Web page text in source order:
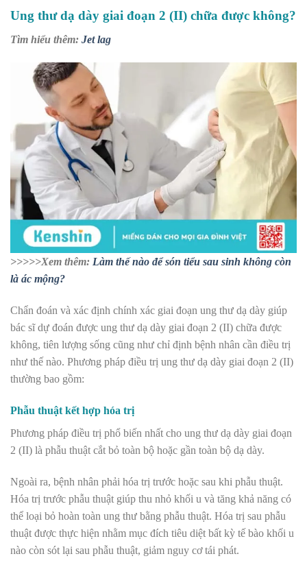
Ung thư dạ dày giai đoạn 2 (II) chữa được không?
Tìm hiểu thêm: Jet lag
>>>>>Xem thêm: Làm thế nào để són tiểu sau sinh không còn
là ác mộng?
Chẩn đoán và xác định chính xác giai đoạn ung thư dạ dày giúp
bác sĩ dự đoán được ung thư dạ dày giai đoạn 2 (II) chữa được
không, tiên lượng sống cũng như chỉ định bệnh nhân cần điều trị
như thế nào. Phương pháp điều trị ung thư dạ dày giai đoạn 2 (II)
thường bao gồm:
Phẫu thuật kết hợp hóa trị
Phương pháp điều trị phổ biến nhất cho ung thư dạ dày giai đoạn
2 (II) là phẫu thuật cắt bỏ toàn bộ hoặc gần toàn bộ dạ dày.
Ngoài ra, bệnh nhân phải hóa trị trước hoặc sau khi phẫu thuật.
Hóa trị trước phẫu thuật giúp thu nhỏ khối u và tăng khả năng có
thể loại bỏ hoàn toàn ung thư bằng phẫu thuật. Hóa trị sau phẫu
thuật được thực hiện nhằm mục đích tiêu diệt bất kỳ tế bào khối u
nào còn sót lại sau phẫu thuật, giảm nguy cơ tái phát.